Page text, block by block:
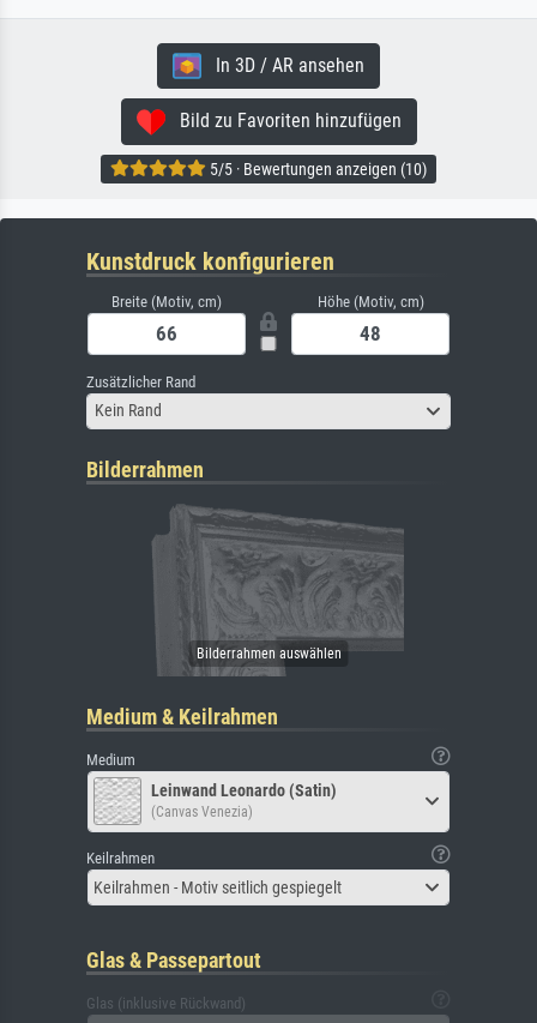
In 3D / AR ansehen
Bild zu Favoriten hinzufügen
5/5 · Bewertungen anzeigen (10)
Kunstdruck konfigurieren
Breite (Motiv, cm) Höhe (Motiv, cm)
Zusätzlicher Rand
Kein Rand
Bilderrahmen
Medium & Keilrahmen
Medium
Leinwand Leonardo (Satin)
(Canvas Venezia)
Keilrahmen
Keilrahmen - Motiv seitlich gespiegelt
Glas & Passepartout
Glas (inklusive Rückwand)